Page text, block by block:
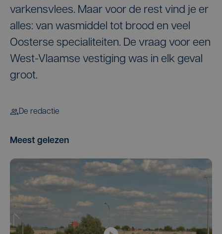
varkensvlees. Maar voor de rest vind je er
alles: van wasmiddel tot brood en veel
Oosterse specialiteiten. De vraag voor een
West-Vlaamse vestiging was in elk geval
groot.
De redactie
Meest gelezen